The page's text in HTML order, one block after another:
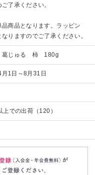
了承ください。
商品となります。ラッピン
りますのでご了承ください。
葛じゅる 柿 180g
1日～8月31日
での出荷（120）